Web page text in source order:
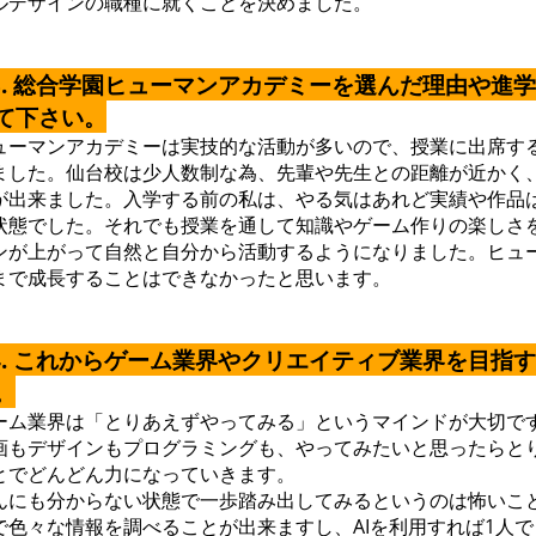
総合学園ヒューマンアカデミーを選んだ理由や進
下さい。
ーマンアカデミーは実技的な活動が多いので、授業に出席
した。仙台校は少人数制な為、先輩や先生との距離が近か
出来ました。入学する前の私は、やる気はあれど実績や作
態でした。それでも授業を通して知識やゲーム作りの楽し
が上がって自然と自分から活動するようになりました。ヒ
で成長することはできなかったと思います。
これからゲーム業界やクリエイティブ業界を目指
ム業界は「とりあえずやってみる」というマインドが大切で
もデザインもプログラミングも、やってみたいと思ったら
でどんどん力になっていきます。
にも分からない状態で一歩踏み出してみるというのは怖い
色々な情報を調べることが出来ますし、AIを利用すれば1人